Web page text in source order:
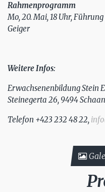
Rahmenprogramm
Mo, 20. Mai, 18 Uhr,
Geiger
Weitere Infos:
Erwachsenenbildung Stein
Steinegerta 26, 9494 Schaan
Telefon +423 232 48 22,